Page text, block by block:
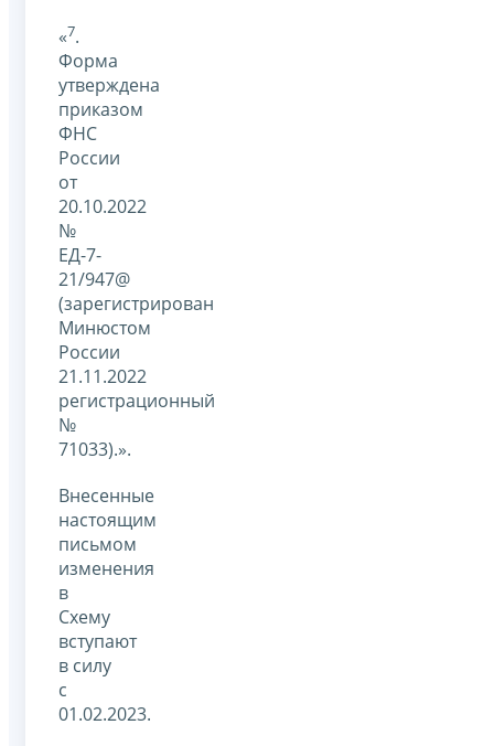
«7.
Форма
утверждена
приказом
ФНС
России
от
20.10.2022
№
ЕД-7-
21/947@
(зарегистрирован
Минюстом
России
21.11.2022
регистрационный
№
71033).».
Внесенные
настоящим
письмом
изменения
в
Схему
вступают
в силу
с
01.02.2023.